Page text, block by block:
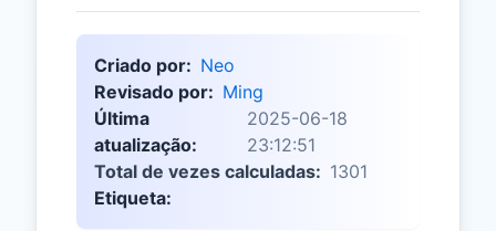
Criado por: Neo
Revisado por: Ming
Última
atualização:
2025-06-18
23:12:51
Total de vezes calculadas: 1301
Etiqueta: